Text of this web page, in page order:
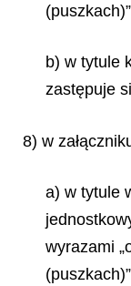
b) w tytule
zastępuje
8) w
a) w tytule
wyrazami